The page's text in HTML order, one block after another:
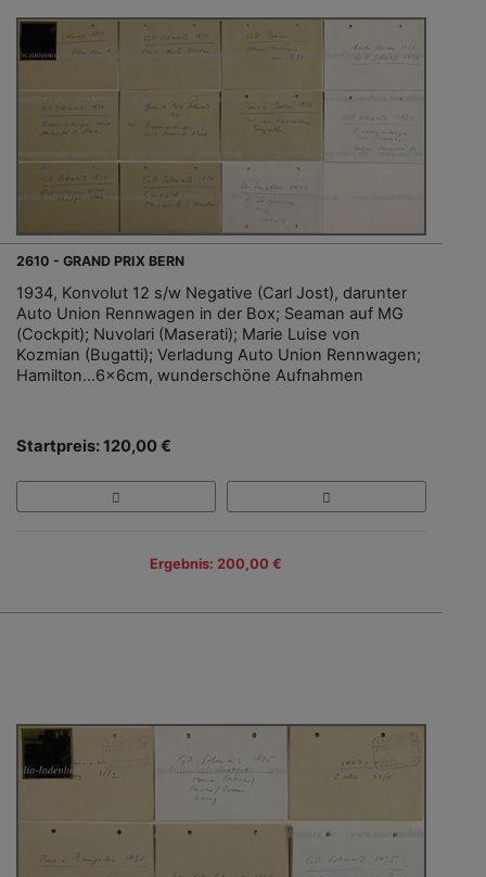
2610 - GRAND PRIX BERN
1934, Konvolut 12 s/w Negative (Carl Jost), darunter
Auto Union Rennwagen in der Box; Seaman auf MG
(Cockpit); Nuvolari (Maserati); Marie Luise von
Kozmian (Bugatti); Verladung Auto Union Rennwagen;
Hamilton…6x6cm, wunderschöne Aufnahmen
Startpreis: 120,00 €
Ergebnis: 200,00 €